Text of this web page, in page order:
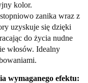
kolor.
zanika wraz z
uzyskuje się dzięki
do życia nudne
włosów. Idealny
wymaganego efektu: